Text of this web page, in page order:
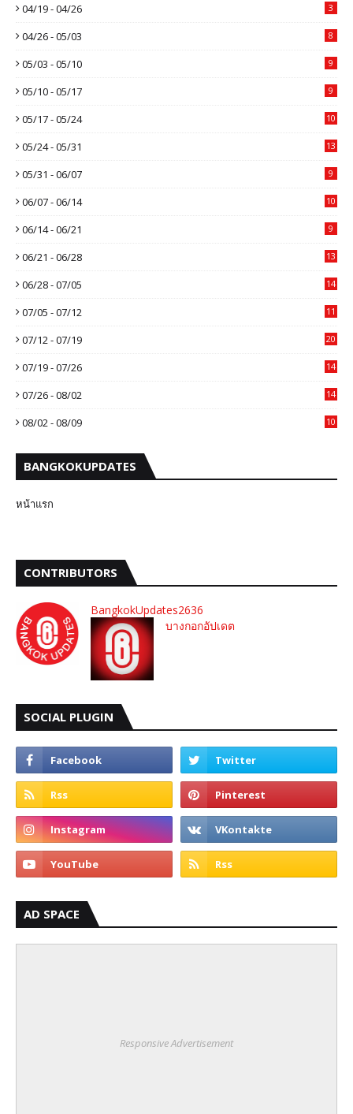
04/19 - 04/26 3
04/26 - 05/03 8
05/03 - 05/10 9
05/10 - 05/17 9
05/17 - 05/24 10
05/24 - 05/31 13
05/31 - 06/07 9
06/07 - 06/14 10
06/14 - 06/21 9
06/21 - 06/28 13
06/28 - 07/05 14
07/05 - 07/12 11
07/12 - 07/19 20
07/19 - 07/26 14
07/26 - 08/02 14
08/02 - 08/09 10
BANGKOKUPDATES
หน้าแรก
CONTRIBUTORS
BangkokUpdates2636
บางกอกอัปเดต
SOCIAL PLUGIN
AD SPACE
Responsive Advertisement